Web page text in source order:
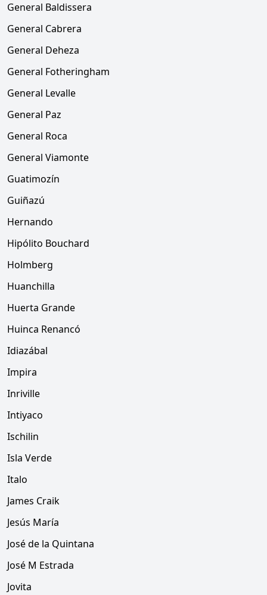
General Baldissera
General Cabrera
General Deheza
General Fotheringham
General Levalle
General Paz
General Roca
General Viamonte
Guatimozín
Guiñazú
Hernando
Hipólito Bouchard
Holmberg
Huanchilla
Huerta Grande
Huinca Renancó
Idiazábal
Impira
Inriville
Intiyaco
Ischilin
Isla Verde
Italo
James Craik
Jesús María
José de la Quintana
José M Estrada
Jovita